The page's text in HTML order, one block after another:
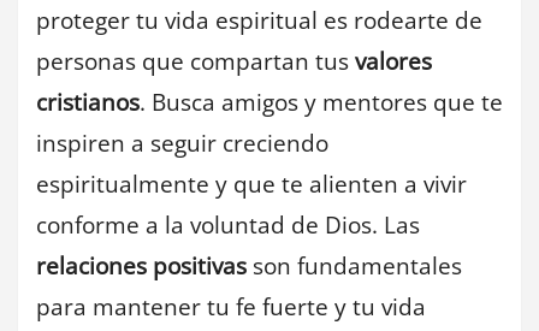
proteger tu vida espiritual es rodearte de
personas que compartan tusvalores
cristianos. Busca amigos y mentores que te
inspiren a seguir creciendo
espiritualmente y que te alienten a vivir
conforme a la voluntad de Dios. Las
relaciones positivas son fundamentales
para mantener tu fe fuerte y tu vida